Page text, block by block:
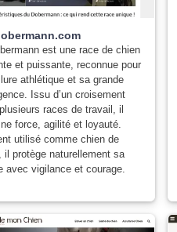
est une race de chien
et puissante, reconnue pour
athlétique et sa grande
Issu d’un croisement
races de travail, il
force, agilité et loyauté.
utilisé comme chien de
il protège naturellement sa
avec vigilance et courage.